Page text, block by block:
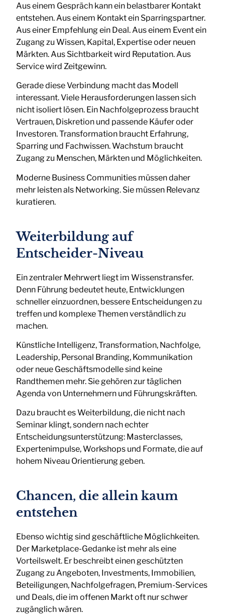
Aus einem Gespräch kann ein belastbarer Kontakt
entstehen. Aus einem Kontakt ein Sparringspartner.
Aus einer Empfehlung ein Deal. Aus einem Event ein
Zugang zu Wissen, Kapital, Expertise oder neuen
Märkten. Aus Sichtbarkeit wird Reputation. Aus
Service wird Zeitgewinn.
Gerade diese Verbindung macht das Modell
interessant. Viele Herausforderungen lassen sich
nicht isoliert lösen. Ein Nachfolgeprozess braucht
Vertrauen, Diskretion und passende Käufer oder
Investoren. Transformation braucht Erfahrung,
Sparring und Fachwissen. Wachstum braucht
Zugang zu Menschen, Märkten und Möglichkeiten.
Moderne Business Communities müssen daher
mehr leisten als Networking. Sie müssen Relevanz
kuratieren.
Weiterbildung auf
Entscheider-Niveau
Ein zentraler Mehrwert liegt im Wissenstransfer.
Denn Führung bedeutet heute, Entwicklungen
schneller einzuordnen, bessere Entscheidungen zu
treffen und komplexe Themen verständlich zu
machen.
Künstliche Intelligenz, Transformation, Nachfolge,
Leadership, Personal Branding, Kommunikation
oder neue Geschäftsmodelle sind keine
Randthemen mehr. Sie gehören zur täglichen
Agenda von Unternehmern und Führungskräften.
Dazu braucht es Weiterbildung, die nicht nach
Seminar klingt, sondern nach echter
Entscheidungsunterstützung: Masterclasses,
Expertenimpulse, Workshops und Formate, die auf
hohem Niveau Orientierung geben.
Chancen, die allein kaum
entstehen
Ebenso wichtig sind geschäftliche Möglichkeiten.
Der Marketplace-Gedanke ist mehr als eine
Vorteilswelt. Er beschreibt einen geschützten
Zugang zu Angeboten, Investments, Immobilien,
Beteiligungen, Nachfolgefragen, Premium-Services
und Deals, die im offenen Markt oft nur schwer
zugänglich wären.